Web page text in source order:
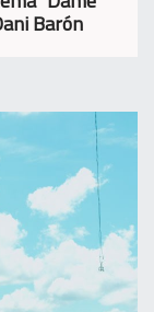
Barón